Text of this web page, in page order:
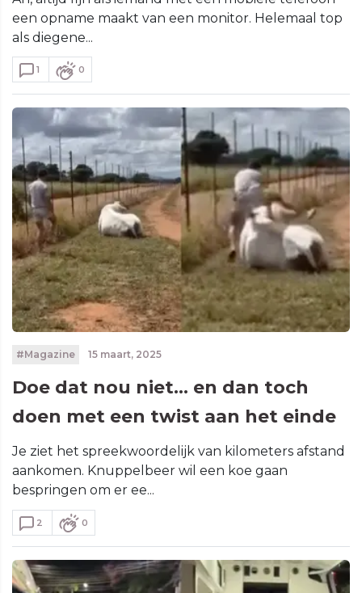
een opname maakt van een monitor. Helemaal top
als diegene...
1 0
#Magazine 15 maart, 2025
Doe dat nou niet... en dan toch
doen met een twist aan het einde
Je ziet het spreekwoordelijk van kilometers afstand
aankomen. Knuppelbeer wil een koe gaan
bespringen om er ee...
2 0